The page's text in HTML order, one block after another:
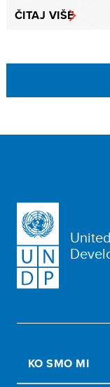
ČITAJ VIŠE
KO SMO MI